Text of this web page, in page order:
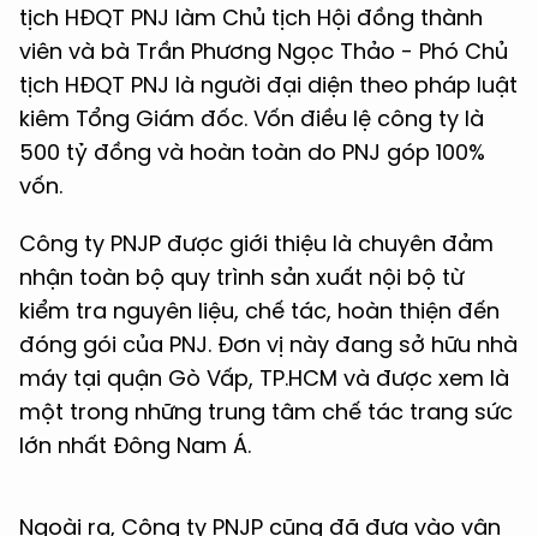
tịch HĐQT PNJ làm Chủ tịch Hội đồng thành
viên và bà Trần Phương Ngọc Thảo - Phó Chủ
tịch HĐQT PNJ là người đại diện theo pháp luật
kiêm Tổng Giám đốc. Vốn điều lệ công ty là
500 tỷ đồng và hoàn toàn do PNJ góp 100%
vốn.
Công ty PNJP được giới thiệu là chuyên đảm
nhận toàn bộ quy trình sản xuất nội bộ từ
kiểm tra nguyên liệu, chế tác, hoàn thiện đến
đóng gói của PNJ. Đơn vị này đang sở hữu nhà
máy tại quận Gò Vấp, TP.HCM và được xem là
một trong những trung tâm chế tác trang sức
lớn nhất Đông Nam Á.
Ngoài ra, Công ty PNJP cũng đã đưa vào vận